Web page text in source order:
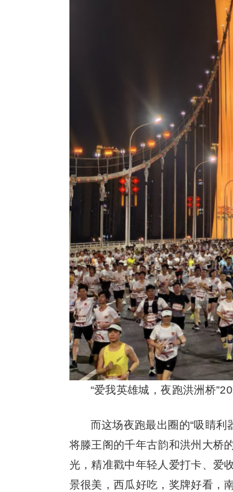
“爱我英雄城，夜跑洪洲桥
而这场夜跑最出圈的“吸睛
将滕王阁的千年古韵和洪州大桥
光，精准戳中年轻人爱打卡、爱
景很美，西瓜好吃，奖牌好看，